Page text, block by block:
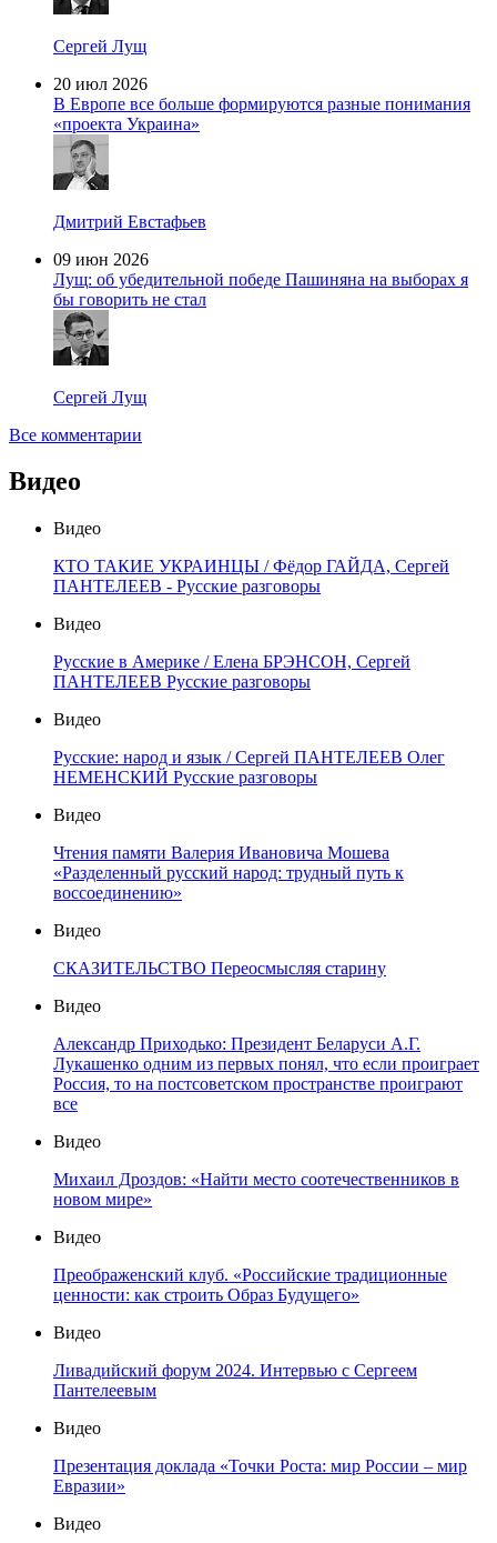
Сергей Лущ
20 июл 2026
В Европе все больше формируются разные понимания
«проекта Украина»
Дмитрий Евстафьев
09 июн 2026
Лущ: об убедительной победе Пашиняна на выборах я
бы говорить не стал
Сергей Лущ
Все комментарии
Видео
Видео
КТО ТАКИЕ УКРАИНЦЫ / Фёдор ГАЙДА, Сергей
ПАНТЕЛЕЕВ - Русские разговоры
Видео
Русские в Америке / Елена БРЭНСОН, Сергей
ПАНТЕЛЕЕВ Русские разговоры
Видео
Русские: народ и язык / Сергей ПАНТЕЛЕЕВ Олег
НЕМЕНСКИЙ Русские разговоры
Видео
Чтения памяти Валерия Ивановича Мошева
«Разделенный русский народ: трудный путь к
воссоединению»
Видео
СКАЗИТЕЛЬСТВО Переосмысляя старину
Видео
Александр Приходько: Президент Беларуси А.Г.
Лукашенко одним из первых понял, что если проиграет
Россия, то на постсоветском пространстве проиграют
все
Видео
Михаил Дроздов: «Найти место соотечественников в
новом мире»
Видео
Преображенский клуб. «Российские традиционные
ценности: как строить Образ Будущего»
Видео
Ливадийский форум 2024. Интервью с Сергеем
Пантелеевым
Видео
Презентация доклада «Точки Роста: мир России – мир
Евразии»
Видео